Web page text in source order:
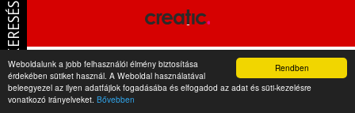
Rendben
Weboldalunk a jobb felhasználói élmény biztosítása
érdekében sütiket használ. A Weboldal használatával
beleegyezel az ilyen adatfájlok fogadásába és elfogadod az adat és süti-kezelésre
vonatkozó irányelveket. Bővebben
KERESÉS